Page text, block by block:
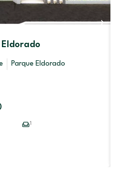
Eldorado
Parque Eldorado
1